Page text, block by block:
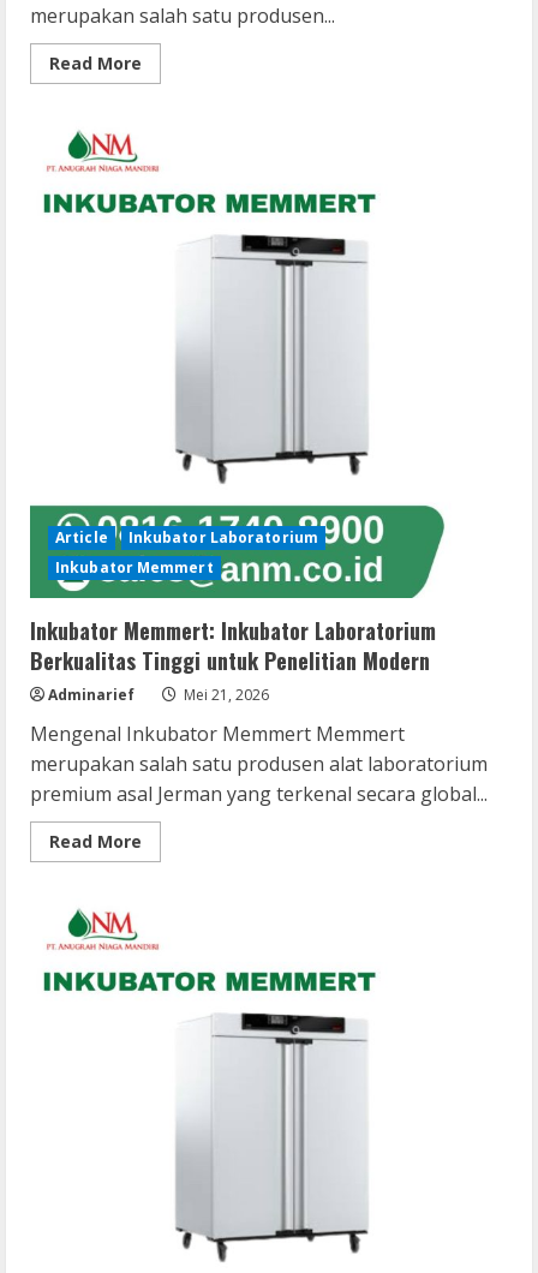
merupakan salah satu produsen...
Read More
more
Tinggi
untuk
Penelitian
Mikroorganisme
Article
Inkubator Laboratorium
Inkubator Memmert
Inkubator Memmert: Inkubator Laboratorium
Berkualitas Tinggi untuk Penelitian Modern
Adminarief Mei 21, 2026
Mengenal Inkubator Memmert Memmert
merupakan salah satu produsen alat laboratorium
premium asal Jerman yang terkenal secara global...
Read More
more
Laboratorium
Berkualitas
Tinggi
untuk
Penelitian
Modern